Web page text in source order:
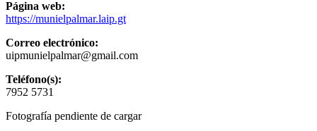
Página web:
https://munielpalmar.laip.gt
Correo electrónico:
uipmunielpalmar@gmail.com
Teléfono(s):
7952 5731
Fotografía pendiente de cargar